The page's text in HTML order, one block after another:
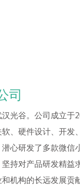
司
光谷。公司成立于
、硬件设计、开发
心研发了多款微信
持对产品研发精益
机构的长远发展贡